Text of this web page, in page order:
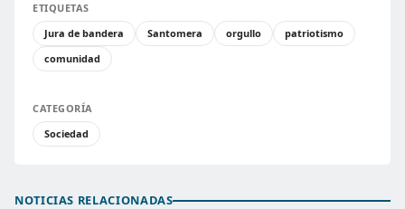
ETIQUETAS
Jura de bandera
Santomera orgullo
patriotismo
comunidad
CATEGORÍA
Sociedad
NOTICIAS RELACIONADAS